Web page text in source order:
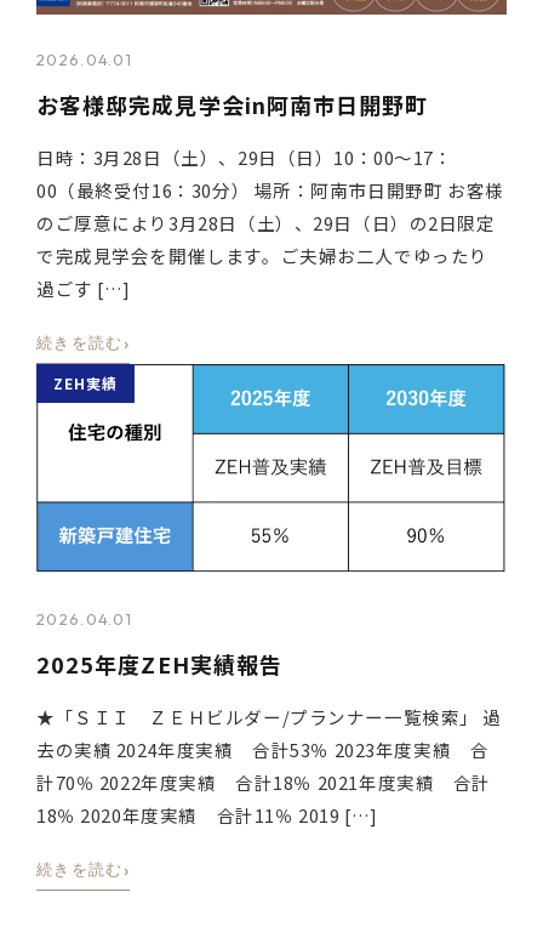
2026.04.01
お客様邸完成見学会in阿南市日開野町
日時：3月28日（土）、29日（日）10：00～17：
00（最終受付16：30分） 場所：阿南市日開野町 お客様
のご厚意により3月28日（土）、29日（日）の2日限定
で完成見学会を開催します。ご夫婦お二人でゆったり
過ごす […]
続きを読む ›
ZEH実績
2026.04.01
2025年度ZEH実績報告
★「ＳＩＩ ＺＥＨビルダー/プランナー一覧検索」 過
去の実績 2024年度実績 合計53％ 2023年度実績 合
計70％ 2022年度実績 合計18％ 2021年度実績 合計
18％ 2020年度実績 合計11％ 2019 […]
続きを読む ›